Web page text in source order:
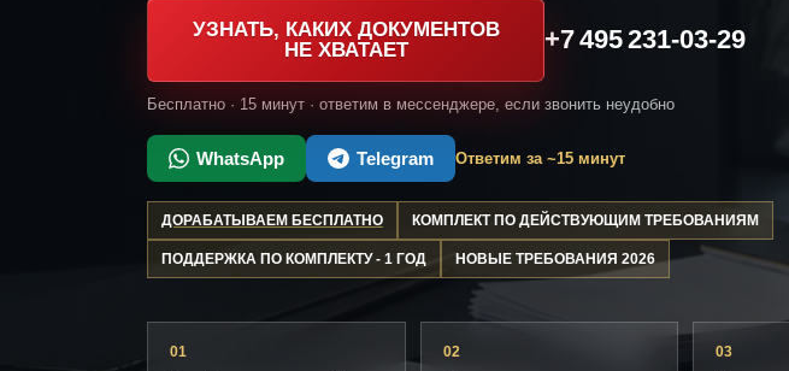
УЗНАТЬ, КАКИХ ДОКУМЕНТОВ
НЕ ХВАТАЕТ
+7 495 231-03-29
Бесплатно · 15 минут · ответим в мессенджере, если звонить неудобно
WhatsApp Telegram Ответим за ~15 минут
ДОРАБАТЫВАЕМ БЕСПЛАТНО КОМПЛЕКТ ПО ДЕЙСТВУЮЩИМ ТРЕБОВАНИЯМ
ПОДДЕРЖКА ПО КОМПЛЕКТУ - 1 ГОД НОВЫЕ ТРЕБОВАНИЯ 2026
01 02 03